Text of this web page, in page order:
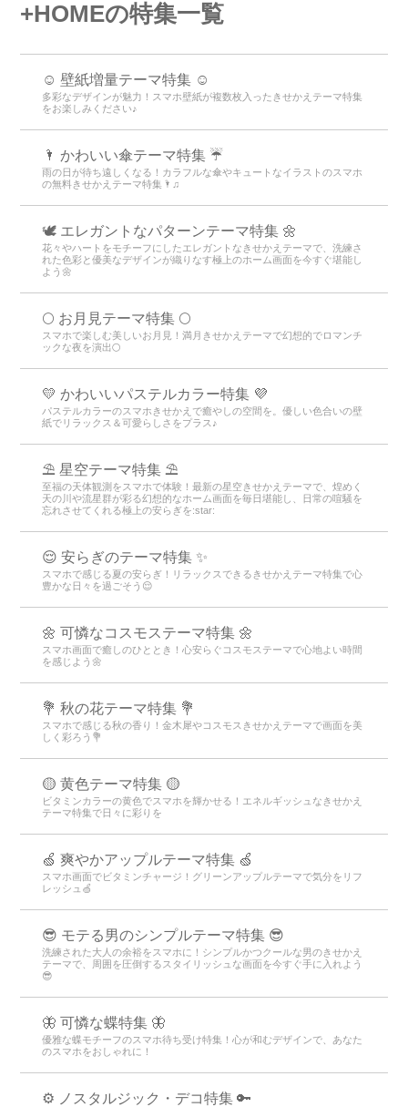
+HOMEの特集一覧
☺️ 壁紙増量テーマ特集 ☺️
多彩なデザインが魅力！スマホ壁紙が複数枚入ったきせかえテーマ特集
をお楽しみください♪
🌂 かわいい傘テーマ特集 ☔
雨の日が待ち遠しくなる！カラフルな傘やキュートなイラストのスマホ
の無料きせかえテーマ特集🌂♫
🕊️ エレガントなパターンテーマ特集 🌼
花々やハートをモチーフにしたエレガントなきせかえテーマで、洗練さ
れた色彩と優美なデザインが織りなす極上のホーム画面を今すぐ堪能し
よう🌼
🌕 お月見テーマ特集 🌕
スマホで楽しむ美しいお月見！満月きせかえテーマで幻想的でロマンチ
ックな夜を演出🌕
💛 かわいいパステルカラー特集 💜
パステルカラーのスマホきせかえで癒やしの空間を。優しい色合いの壁
紙でリラックス＆可愛らしさをプラス♪
⛱️ 星空テーマ特集 ⛱️
至福の天体観測をスマホで体験！最新の星空きせかえテーマで、煌めく
天の川や流星群が彩る幻想的なホーム画面を毎日堪能し、日常の喧騒を
忘れさせてくれる極上の安らぎを:star:️
😌 安らぎのテーマ特集 ✨
スマホで感じる夏の安らぎ！リラックスできるきせかえテーマ特集で心
豊かな日々を過ごそう😌
🌼 可憐なコスモステーマ特集 🌼
スマホ画面で癒しのひととき！心安らぐコスモステーマで心地よい時間
を感じよう🌼
💐 秋の花テーマ特集 💐
スマホで感じる秋の香り！金木犀やコスモスきせかえテーマで画面を美
しく彩ろう💐
🟡 黄色テーマ特集 🟡
ビタミンカラーの黄色でスマホを輝かせる！エネルギッシュなきせかえ
テーマ特集で日々に彩りを
🍏 爽やかアップルテーマ特集 🍏
スマホ画面でビタミンチャージ！グリーンアップルテーマで気分をリフ
レッシュ🍏
😎 モテる男のシンプルテーマ特集 😎
洗練された大人の余裕をスマホに！シンプルかつクールな男のきせかえ
テーマで、周囲を圧倒するスタイリッシュな画面を今すぐ手に入れよう
😎
🦋 可憐な蝶特集 🦋
優雅な蝶モチーフのスマホ待ち受け特集！心が和むデザインで、あなた
のスマホをおしゃれに！
⚙️ ノスタルジック・デコ特集 🔑